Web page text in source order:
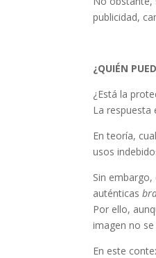
publicidad,
¿QUIÉN
¿Está la
La respuesta
En teoría,
usos
Sin
auténticas
Por ello,
imagen no
En este